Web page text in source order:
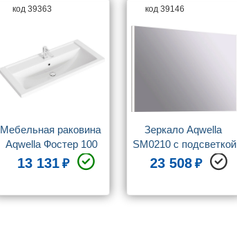
код 39363
Мебельная раковина
Aqwella Фостер 100
13 131
код 39146
Зеркало Aqwella
SM0210 с подсветкой
23 508